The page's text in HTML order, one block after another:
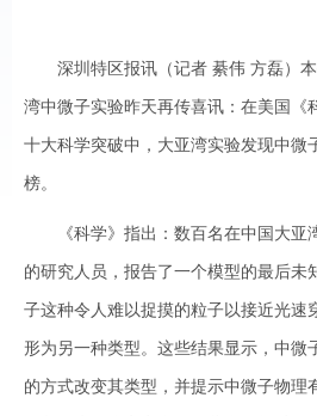
深圳特区报讯（记者 綦伟 方磊）本
湾中微子实验昨天再传喜讯：在美国《
十大科学突破中，大亚湾实验发现中微
榜。
《科学》指出：数百名在中国大亚
的研究人员，报告了一个模型的最后未
子这种令人难以捉摸的粒子以接近光速
形为另一种类型。这些结果显示，中微
的方式改变其类型，并提示中微子物理